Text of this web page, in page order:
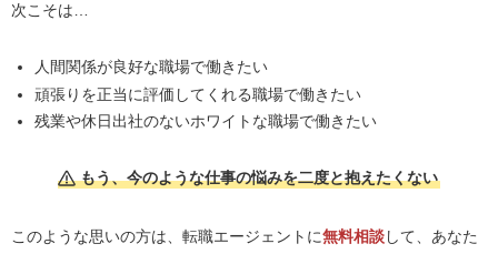
次こそは…
人間関係が良好な職場で働きたい
頑張りを正当に評価してくれる職場で働きたい
残業や休日出社のないホワイトな職場で働きたい
もう、今のような仕事の悩みを二度と抱えたくない
このような思いの方は、転職エージェントに無料相談して、あなた